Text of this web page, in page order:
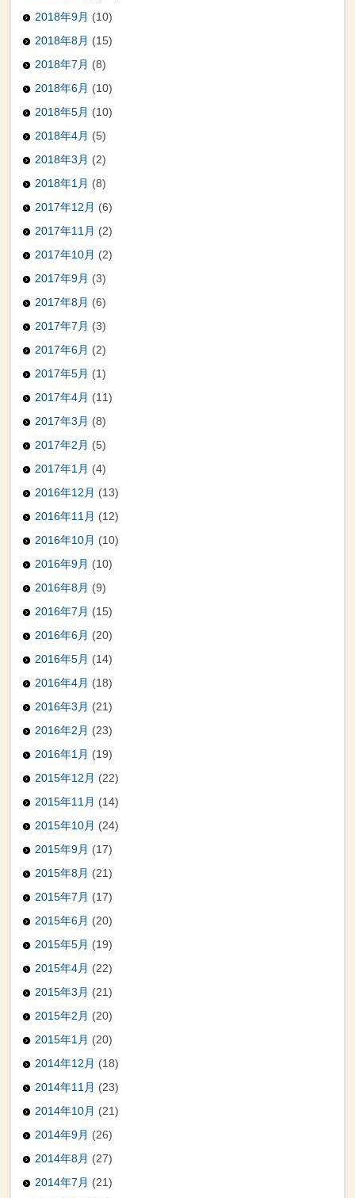
2018年9月 (10)
2018年8月 (15)
2018年7月 (8)
2018年6月 (10)
2018年5月 (10)
2018年4月 (5)
2018年3月 (2)
2018年1月 (8)
2017年12月 (6)
2017年11月 (2)
2017年10月 (2)
2017年9月 (3)
2017年8月 (6)
2017年7月 (3)
2017年6月 (2)
2017年5月 (1)
2017年4月 (11)
2017年3月 (8)
2017年2月 (5)
2017年1月 (4)
2016年12月 (13)
2016年11月 (12)
2016年10月 (10)
2016年9月 (10)
2016年8月 (9)
2016年7月 (15)
2016年6月 (20)
2016年5月 (14)
2016年4月 (18)
2016年3月 (21)
2016年2月 (23)
2016年1月 (19)
2015年12月 (22)
2015年11月 (14)
2015年10月 (24)
2015年9月 (17)
2015年8月 (21)
2015年7月 (17)
2015年6月 (20)
2015年5月 (19)
2015年4月 (22)
2015年3月 (21)
2015年2月 (20)
2015年1月 (20)
2014年12月 (18)
2014年11月 (23)
2014年10月 (21)
2014年9月 (26)
2014年8月 (27)
2014年7月 (21)